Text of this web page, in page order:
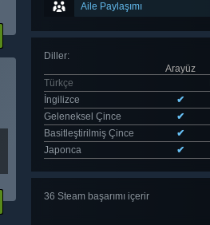
Aile Paylaşımı
Diller:
Arayüz
Türkçe
İngilizce
✔
Geleneksel Çince
✔
Basitleştirilmiş Çince
✔
Japonca
✔
36 Steam başarımı içerir